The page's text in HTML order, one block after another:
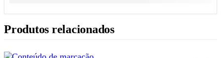
Produtos relacionados